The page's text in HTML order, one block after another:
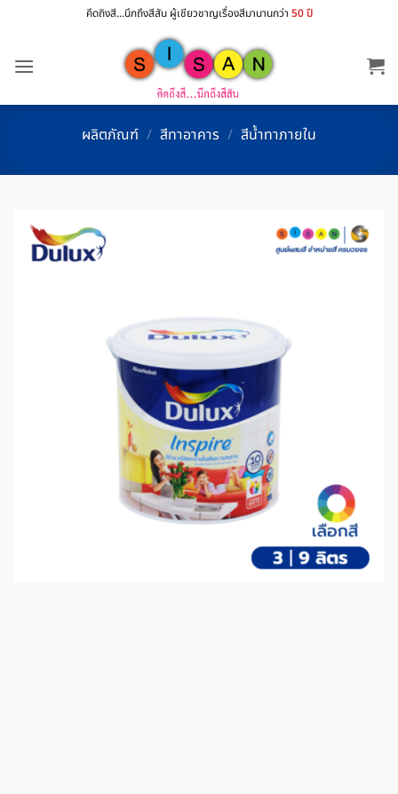
เนื้อหา
คึดถิงสี...นึกถึงสีสัน ผู้เชียวชาญเรื่องสีมานานกว่า 50 ปี
ผลิตภัณฑ์ / สีทาอาคาร / สีน้ำทาภายใน